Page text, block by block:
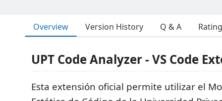
Overview Version History Q & A
UPT Code Analyzer - VS Code
Esta extensión oficial permite utilizar el